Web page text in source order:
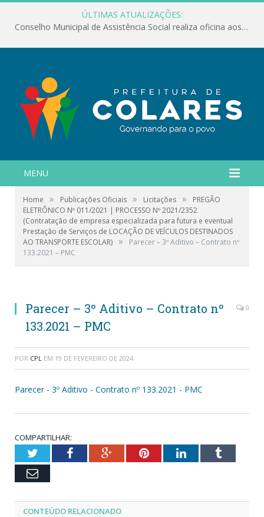
ÚLTIMAS ATUALIZAÇÕES:
Conselho Municipal de Assistência Social realiza oficina aos servidores
MENU
Home » Publicações Oficiais » Licitações »
PREGÃO
ELETRÔNICO Nº 011/2021 | PROCESSO Nº 2021/2352
(Contratação de empresa especializada para futura e eventual
Prestação de Serviços de LOCAÇÃO DE VEÍCULOS DESTINADOS
AO TRANSPORTE ESCOLAR) »
Parecer – 3º Aditivo – Contrato nº
133.2021 – PMC
Parecer – 3º Aditivo – Contrato nº
133.2021 – PMC
0
POR CPL EM 19 DE FEVEREIRO DE 2024
Parecer - 3º Aditivo - Contrato nº 133.2021 - PMC
COMPARTILHAR:
TwitterFacebookGoogle+PinterestLinkedInTumblr
Email
CONTEÚDO RELACIONADO